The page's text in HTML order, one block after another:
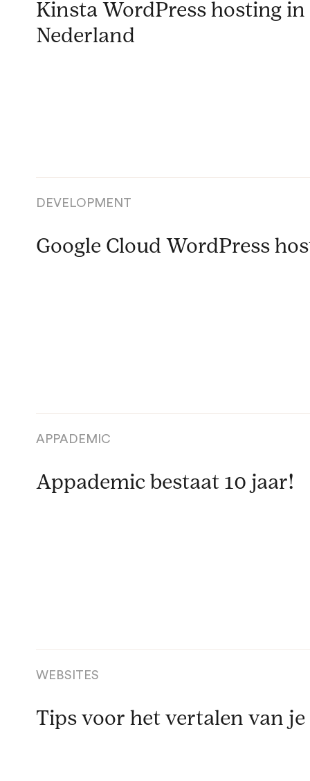
Kinsta WordPress hosting in
Nederland
DEVELOPMENT
Google Cloud WordPress
APPADEMIC
Appademic bestaat 10 jaar!
WEBSITES
Tips voor het vertalen van